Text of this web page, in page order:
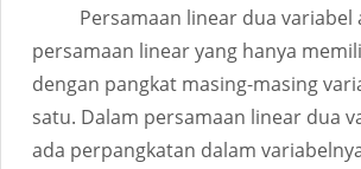
Persamaan linear dua variabel
persamaan linear yang hanya
dengan pangkat masing-masing
satu. Dalam persamaan linear dua
ada perpangkatan dalam